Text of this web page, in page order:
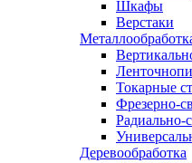
Шкафы
Верстаки
Токарные
Фрезерно-
Радиально-
Деревообработка